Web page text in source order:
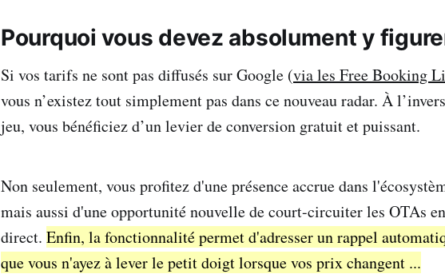
Pourquoi vous devez absolument y
Si vos tarifs ne sont pas diffusés sur Google (via les Free Booking
vous n’existez tout simplement pas dans ce nouveau radar. À
jeu, vous bénéficiez d’un levier de conversion gratuit et puissant.
Non seulement, vous profitez d'une présence accrue dans
mais aussi d'une opportunité nouvelle de court-circuiter les OTAs
direct. Enfin, la fonctionnalité permet d'adresser un rappel
que vous n'ayez à lever le petit doigt lorsque vos prix changent ...